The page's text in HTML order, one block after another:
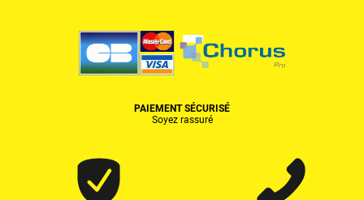
PAIEMENT SÉCURISÉ
Soyez rassuré